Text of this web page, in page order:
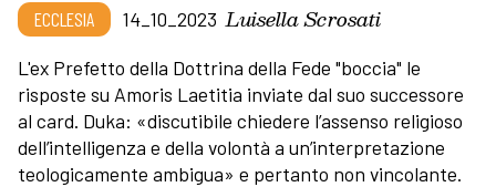
ECCLESIA 14_10_2023 Luisella Scrosati
L'ex Prefetto della Dottrina della Fede "boccia" le
risposte su Amoris Laetitia inviate dal suo successore
al card. Duka: «discutibile chiedere l’assenso religioso
dell’intelligenza e della volontà a un’interpretazione
teologicamente ambigua» e pertanto non vincolante.